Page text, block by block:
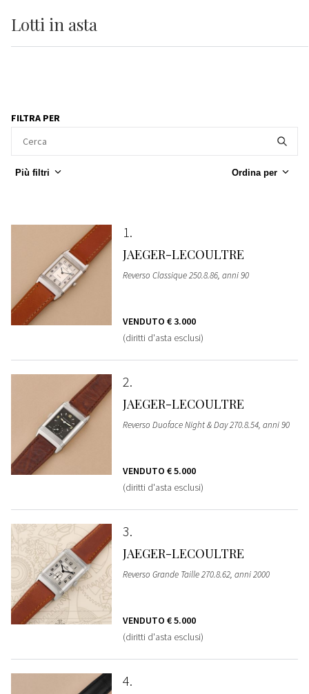
Lotti in asta
FILTRA PER
Più filtri Ordina per
1
JAEGER-LECOULTRE
Reverso Classique 250.8.86, anni 90
VENDUTO € 3.000
(diritti d'asta esclusi)
2
JAEGER-LECOULTRE
Reverso Duoface Night & Day 270.8.54, anni 90
VENDUTO € 5.000
(diritti d'asta esclusi)
3
JAEGER-LECOULTRE
Reverso Grande Taille 270.8.62, anni 2000
VENDUTO € 5.000
(diritti d'asta esclusi)
4